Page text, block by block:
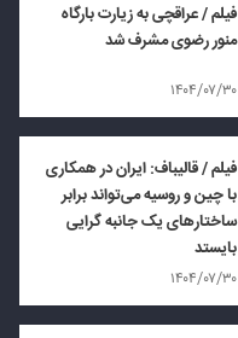
فیلم / عراقچی به زیارت بارگاه
منور رضوی مشرف شد
۱۴۰۴/۰۷/۳۰
فیلم / قالیباف: ایران در همکاری
با چین و روسیه می‌تواند برابر
ساختارهای یک جانبه گرایی
بایستد
۱۴۰۴/۰۷/۳۰